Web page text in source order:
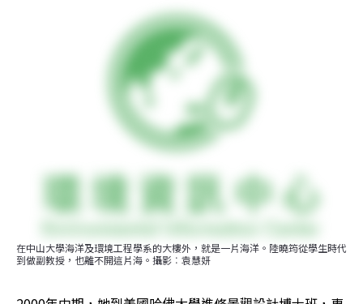
在中山大學海洋及環境工程學系的大樓外，就是一片海洋。陸曉筠從學生時代
到做副教授，也離不開這片海。攝影︰袁慧妍